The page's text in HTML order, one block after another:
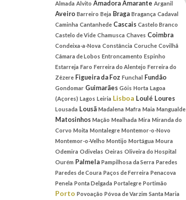
Almada Alvito Amadora Amarante Arganil
Aveiro Barreiro Beja Braga Bragança Cadaval
Caminha Cantanhede Cascais Castelo Branco
Castelo de Vide Chamusca Chaves Coimbra
Condeixa-a-Nova Constância Coruche Covilhã
Câmara de Lobos Entroncamento Espinho
Estarreja Faro Ferreira do Alentejo Ferreira do
Zêzere Figueira da Foz Funchal Fundão
Gondomar Guimarães Góis Horta Lagoa
(Açores) Lagos Leiria Lisboa Loulé Loures
Lousada Lousã Madalena Mafra Maia Mangualde
Matosinhos Mação Mealhada Mira Miranda do
Corvo Moita Montalegre Montemor-o-Novo
Montemor-o-Velho Montijo Mortágua Moura
Odemira Odivelas Oeiras Oliveira do Hospital
Ourém Palmela Pampilhosa da Serra Paredes
Paredes de Coura Paços de Ferreira Penacova
Penela Ponta Delgada Portalegre Portimão
Porto Povoação Póvoa de Varzim Santa Maria